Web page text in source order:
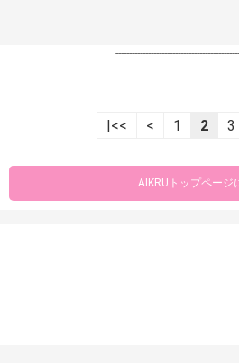
|<< < 1 2 3
AIKRUトップページ